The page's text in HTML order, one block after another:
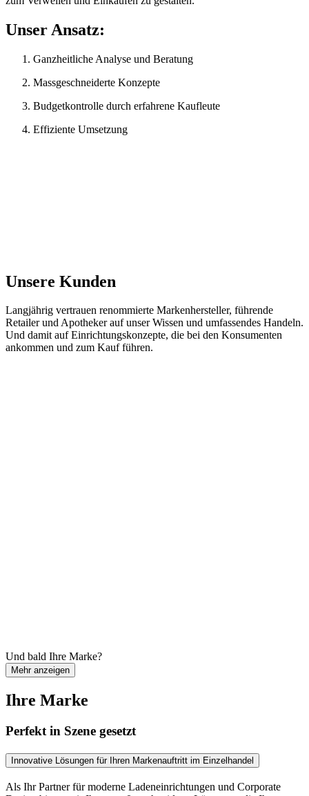
Unser Ansatz:
Ganzheitliche Analyse und Beratung
Massgeschneiderte Konzepte
Budgetkontrolle durch erfahrene Kaufleute
Effiziente Umsetzung
Unsere Kunden
Langjährig vertrauen renommierte Markenhersteller, führende
Retailer und Apotheker auf unser Wissen und umfassendes Handeln.
Und damit auf Einrichtungskonzepte, die bei den Konsumenten
ankommen und zum Kauf führen.
Und bald Ihre Marke?
Mehr anzeigen
Ihre Marke
Perfekt in Szene gesetzt
Innovative Lösungen für Ihren Markenauftritt im Einzelhandel
Als Ihr Partner für moderne Ladeneinrichtungen und Corporate